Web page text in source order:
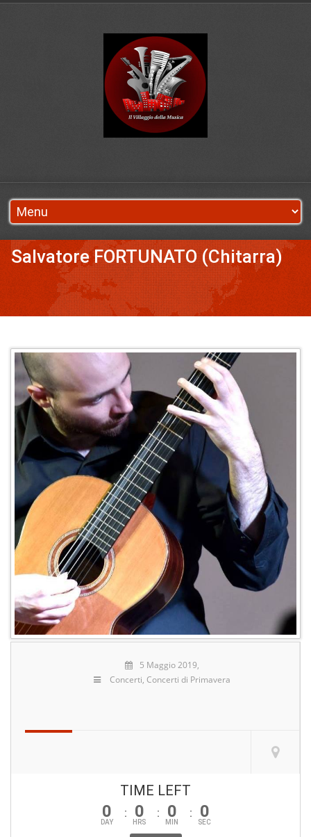
Salvatore FORTUNATO (Chitarra)
5 Maggio 2019,
Concerti, Concerti di Primavera
TIME LEFT
0
DAY
0
HRS
0
MIN
0
SEC